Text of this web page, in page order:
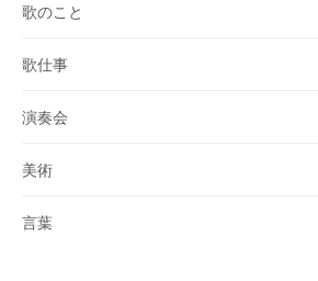
歌のこと
歌仕事
演奏会
美術
言葉